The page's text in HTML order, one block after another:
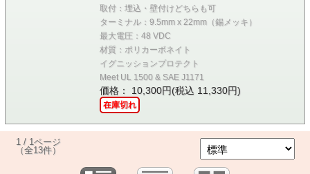
取付：埋込・壁付けどちらも可
ターミナル：9.5mm x 22mm（錫メッキ）
最大電圧：48 VDC
材質：ポリカーボネイト
イグニッションプロテクト
Meet UL 1500 & SAE J1171
価格： 10,300円(税込 11,330円)
在庫切れ
1 / 1ページ
（全13件）